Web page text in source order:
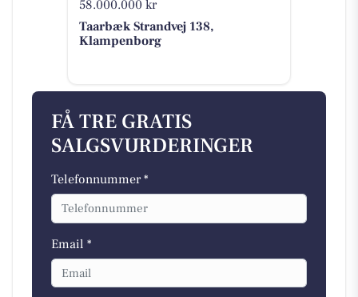
58.000.000 kr
Taarbæk Strandvej 138,
Klampenborg
FÅ TRE GRATIS
SALGSVURDERINGER
Telefonnummer *
Email *